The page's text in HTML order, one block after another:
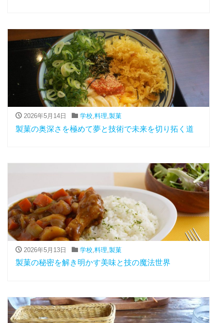
2026年5月14日 学校,料理,製菓
製菓の奥深さを極めて夢と技術で未来を切り拓く道
2026年5月13日 学校,料理,製菓
製菓の秘密を解き明かす美味と技の魔法世界